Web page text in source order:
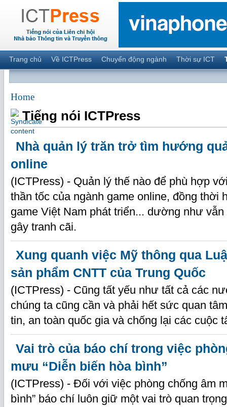
Trang chủ Về ICTPress Chuyển động ngành Thời sự ICT
Home
Tiếng nói ICTPress
Nhà quản lý trăn trở tìm hướng
online
(ICTPress) - Quản lý thế nào để phù hợp
thần tốc của ngành game online, đồng thời
game Việt Nam phát triển... dường như
gây tranh cãi.
Xung quanh việc Mỹ thông qua
sản phẩm CNTT của Trung Quốc
(ICTPress) - Cũng tất yếu như tất cả các
chúng ta cũng cần và phải hết sức quan
tin, an toàn quốc gia và chống lại các cuộc
Vai trò của báo chí trong việc
mưu “Diễn biến hòa bình”
(ICTPress) - Đối với việc phòng chống âm
bình” báo chí luôn giữ một vai trò quan